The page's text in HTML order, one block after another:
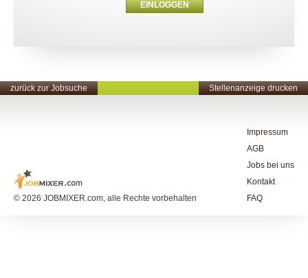
zurück zur Jobsuche Stellenanzeige drucken
© 2026 JOBMIXER.com, alle Rechte vorbehalten
Impressum
AGB
Jobs bei uns
Kontakt
FAQ